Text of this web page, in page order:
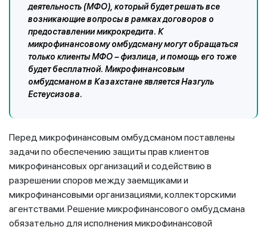
деятельность (МФО), который будет решать все
возникающие вопросы в рамках договоров о
предоставлении микрокредита. К
микрофинансовому омбудсману могут обращаться
только клиенты МФО – физлица, и помощь его тоже
будет бесплатной. Микрофинансовым
омбудсманом в Казахстане является Назгуль
Естеусизова.
Перед микрофинансовым омбудсманом поставлены
задачи по обеспечению защиты прав клиентов
микрофинансовых организаций и содействию в
разрешении споров между заемщиками и
микрофинансовыми организациями, коллекторскими
агентствами. Решение микрофинансового омбудсмана
обязательно для исполнения микрофинансовой